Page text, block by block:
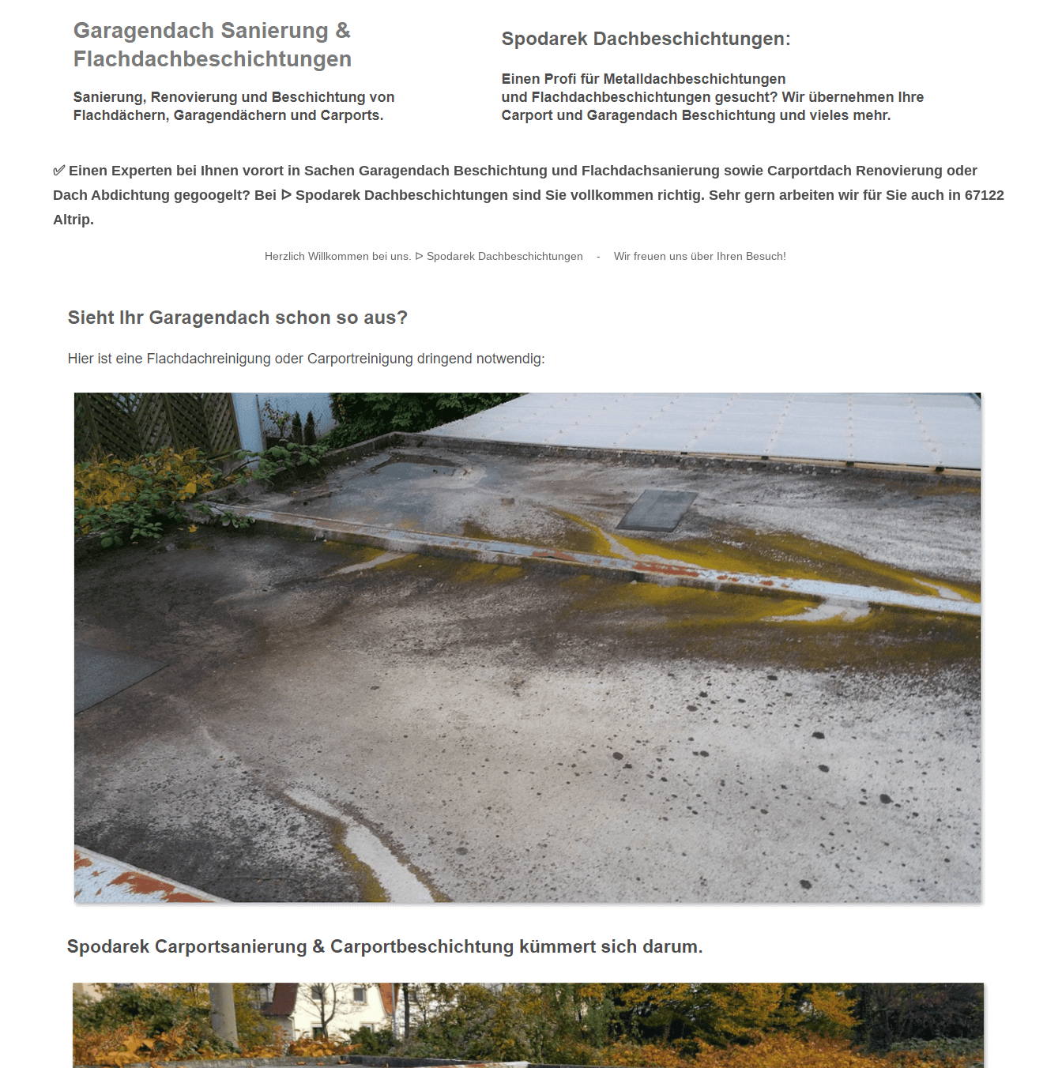
✅ Einen Experten bei Ihnen vorort in Sachen Garagendach Beschichtung und Flachdachsanierung sowie Carportdach Renovierung oder
Dach Abdichtung gegoogelt? Bei ᐅ Spodarek Dachbeschichtungen sind Sie vollkommen richtig. Sehr gern arbeiten wir für Sie auch in 67122
Altrip.
Herzlich Willkommen bei uns. ᐅ Spodarek Dachbeschichtungen - Wir freuen uns über Ihren Besuch!